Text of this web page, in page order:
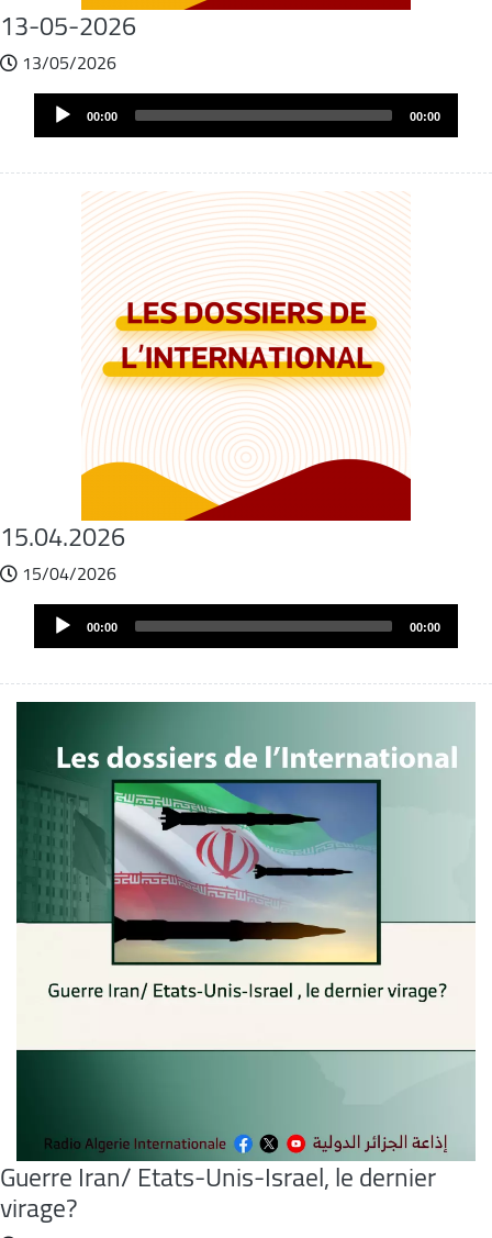
13-05-2026
13/05/2026
Fichier
Audio
Player 00:00 00:00
15.04.2026
15/04/2026
Fichier
Audio
Player 00:00 00:00
Guerre Iran/ Etats-Unis-Israel, le dernier
virage?